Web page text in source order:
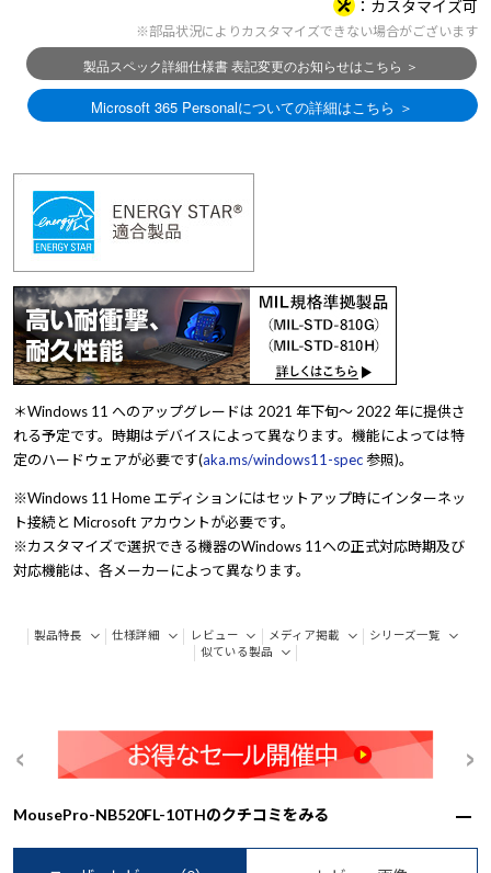
カスタマイズ可
※部品状況によりカスタマイズできない場合がございます
＊Windows 11 へのアップグレードは 2021 年下旬～ 2022 年に提供さ
れる予定です。時期はデバイスによって異なります。機能によっては特
定のハードウェアが必要です(aka.ms/windows11-spec参照)。
※Windows 11 Home エディションにはセットアップ時にインターネッ
ト接続と Microsoft アカウントが必要です。
※カスタマイズで選択できる機器のWindows 11への正式対応時期及び
対応機能は、各メーカーによって異なります。
製品特長 仕様詳細 レビュー メディア掲載
シリーズ一覧
似ている製品
MousePro-NB520FL-10THのクチコミをみる